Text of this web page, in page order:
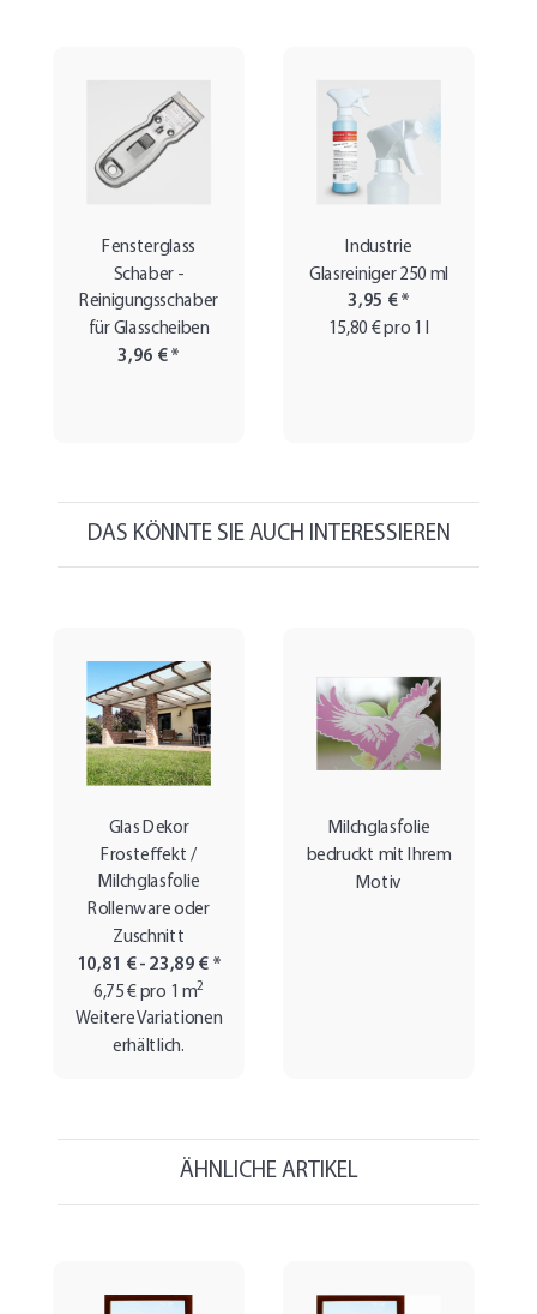
Fensterglass
Schaber -
Reinigungsschaber
für Glasscheiben
3,96 €*
Industrie
Glasreiniger 250 ml
3,95 €*
15,80 € pro 1 l
DAS KÖNNTE SIE AUCH INTERESSIEREN
Glas Dekor
Frosteffekt /
Milchglasfolie
Rollenware oder
Zuschnitt
10,81 € - 23,89 € *
6,75 € pro 1 m2
Weitere Variationen
erhältlich.
Milchglasfolie
bedruckt mit Ihrem
Motiv
ÄHNLICHE ARTIKEL